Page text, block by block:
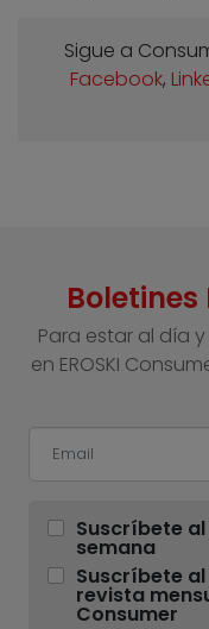
Sigue a
Facebook,
Boletines
Para estar al día
en EROSKI
Suscríbete
semana
Suscríbete
revista
Consumer